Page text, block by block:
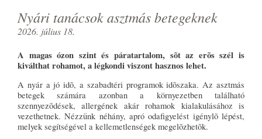
Nyári tanácsok asztmás betegeknek
2026. július 18.
A magas ózon szint és páratartalom, sõt az erõs szél is
kiválthat rohamot, a légkondi viszont hasznos lehet.
A nyár a jó idõ, a szabadtéri programok idõszaka. Az asztmás
betegek számára azonban a környezetben található
szennyezõdések, allergének akár rohamok kialakulásához is
vezethetnek. Nézzünk néhány, apró odafigyelést igénylõ lépést,
melyek segítségével a kellemetlenségek megelõzhetõk.